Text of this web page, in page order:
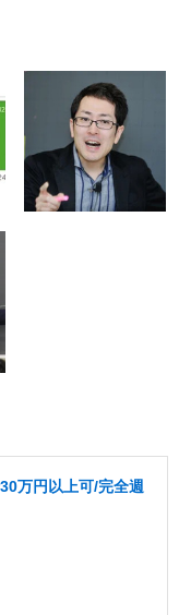
万円以上可/完全週